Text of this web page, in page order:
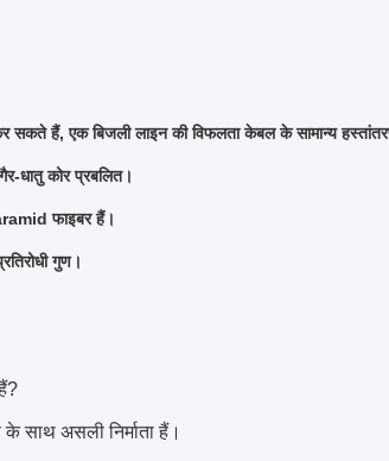
सकते हैं, एक बिजली लाइन की विफलता केबल के सामान्य
धातु कोर प्रबलित।
फाइबर हैं।
गुण।
साथ असली निर्माता हैं।